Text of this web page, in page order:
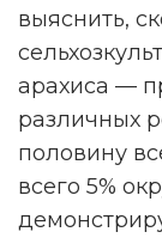
выяснить,
арахиса —
различных
половину
всего 5%